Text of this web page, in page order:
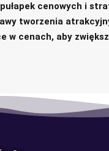
cenowych i
tworzenia
w cenach, aby